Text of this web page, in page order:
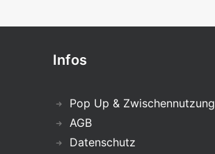
Infos
Pop Up & Zwischennutzung
AGB
Datenschutz